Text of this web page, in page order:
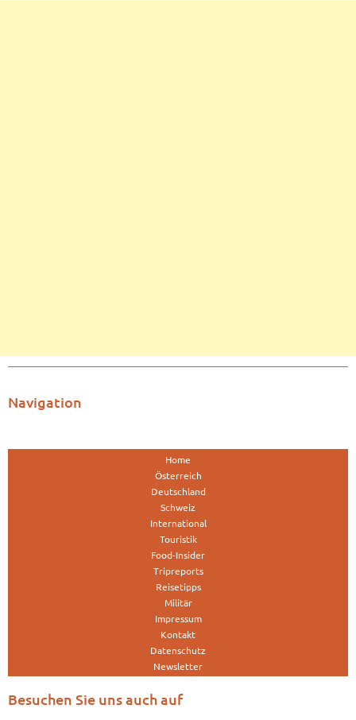
Navigation
Home
Österreich
Deutschland
Schweiz
International
Touristik
Food-Insider
Tripreports
Reisetipps
Militär
Impressum
Kontakt
Datenschutz
Newsletter
Besuchen Sie uns auch auf